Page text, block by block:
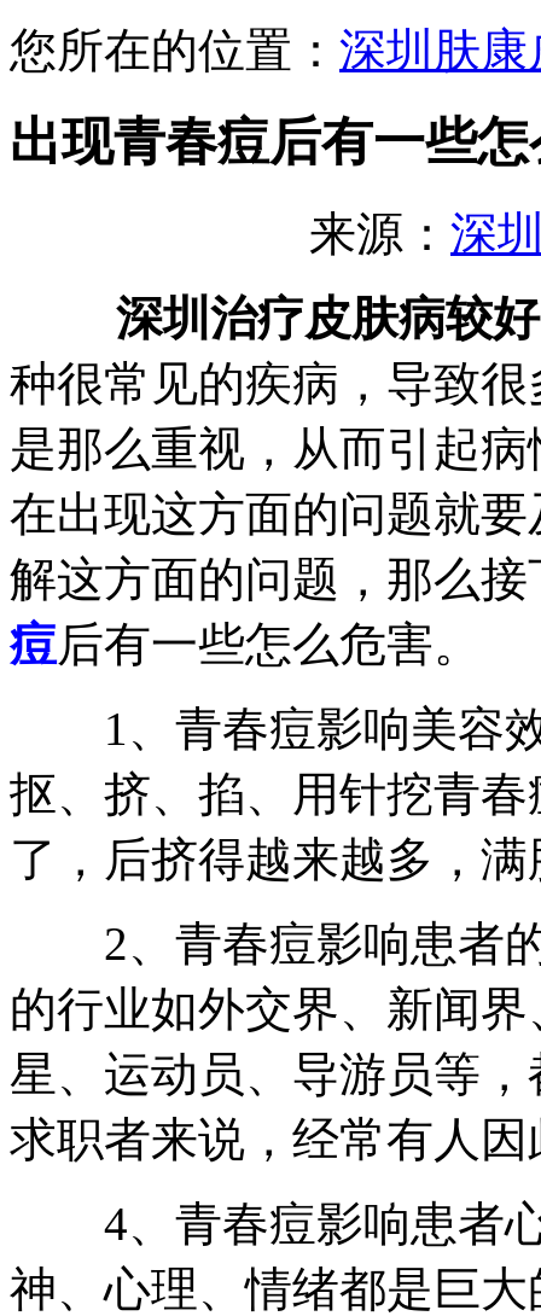
您所在的位置： 深圳肤
出现青春痘后有一些
来源： 深
深圳治疗皮肤病较
种很常见的疾病，导致
是那么重视，从而引起
在出现这方面的问题就
解这方面的问题，那么
痘后有一些怎么危害。
1、青春痘影响美容效
抠、挤、掐、用针挖青
了，后挤得越来越多，
2、青春痘影响患者的
的行业如外交界、新闻
星、运动员、导游员等
求职者来说，经常有人
4、青春痘影响患者心
神、心理、情绪都是巨